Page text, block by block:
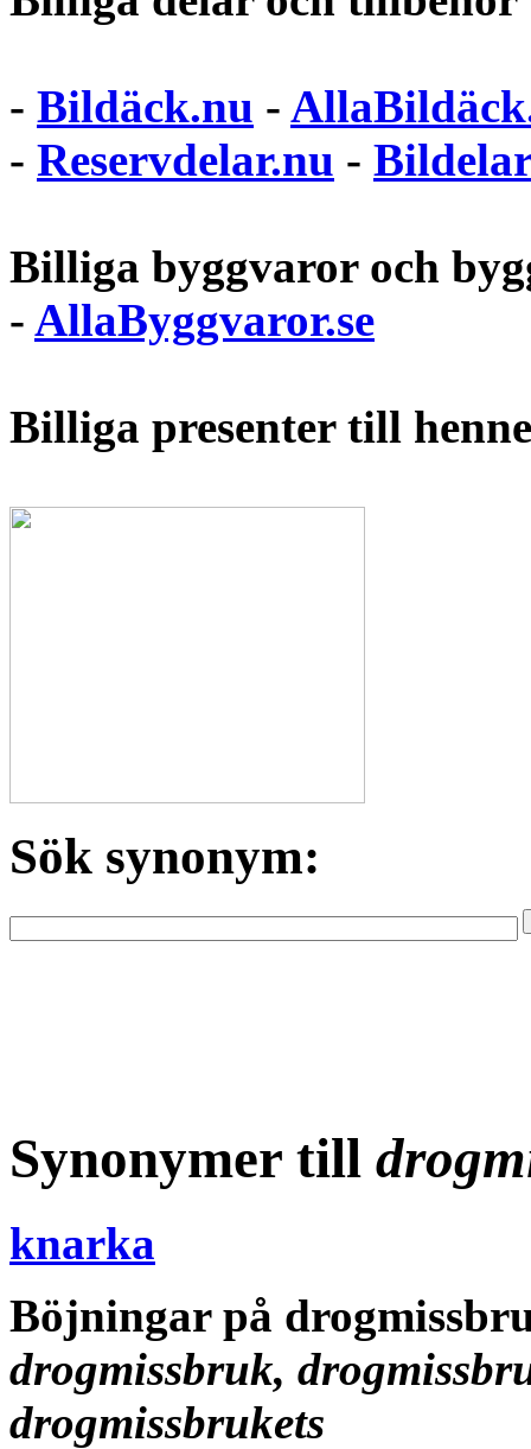
- Bildäck.nu -
- Reservdelar.nu - Bildelar
Billiga byggvaror och
- AllaByggvaror.se
Billiga presenter till
Sök synonym:
Synonymer till
knarka
Böjningar på
drogmissbruk,
drogmissbrukets